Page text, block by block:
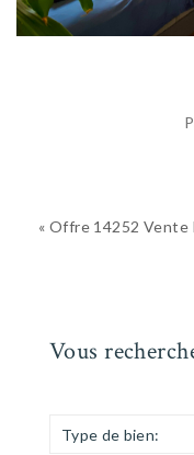
« Offre 14252 Vente
Vous
Type de bien: